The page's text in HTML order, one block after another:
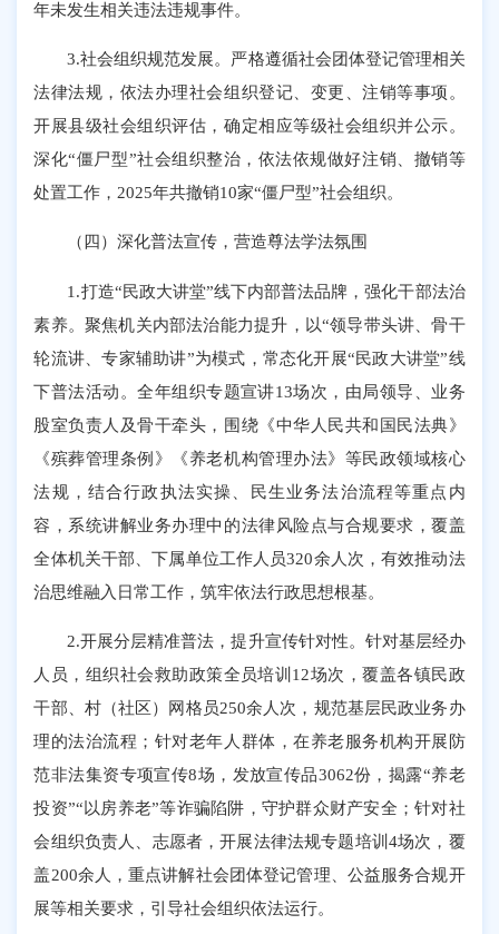
年未发生相关违法违规事件。
3.社会组织规范发展。严格遵循社会团体登记管理相关
法律法规，依法办理社会组织登记、变更、注销等事项。
开展县级社会组织评估，确定相应等级社会组织并公示。
深化“僵尸型”社会组织整治，依法依规做好注销、撤销等
处置工作，2025年共撤销10家“僵尸型”社会组织。
（四）深化普法宣传，营造尊法学法氛围
1.打造“民政大讲堂”线下内部普法品牌，强化干部法治
素养。聚焦机关内部法治能力提升，以“领导带头讲、骨干
轮流讲、专家辅助讲”为模式，常态化开展“民政大讲堂”线
下普法活动。全年组织专题宣讲13场次，由局领导、业务
股室负责人及骨干牵头，围绕《中华人民共和国民法典》
《殡葬管理条例》《养老机构管理办法》等民政领域核心
法规，结合行政执法实操、民生业务法治流程等重点内
容，系统讲解业务办理中的法律风险点与合规要求，覆盖
全体机关干部、下属单位工作人员320余人次，有效推动法
治思维融入日常工作，筑牢依法行政思想根基。
2.开展分层精准普法，提升宣传针对性。针对基层经办
人员，组织社会救助政策全员培训12场次，覆盖各镇民政
干部、村（社区）网格员250余人次，规范基层民政业务办
理的法治流程；针对老年人群体，在养老服务机构开展防
范非法集资专项宣传8场，发放宣传品3062份，揭露“养老
投资”“以房养老”等诈骗陷阱，守护群众财产安全；针对社
会组织负责人、志愿者，开展法律法规专题培训4场次，覆
盖200余人，重点讲解社会团体登记管理、公益服务合规开
展等相关要求，引导社会组织依法运行。